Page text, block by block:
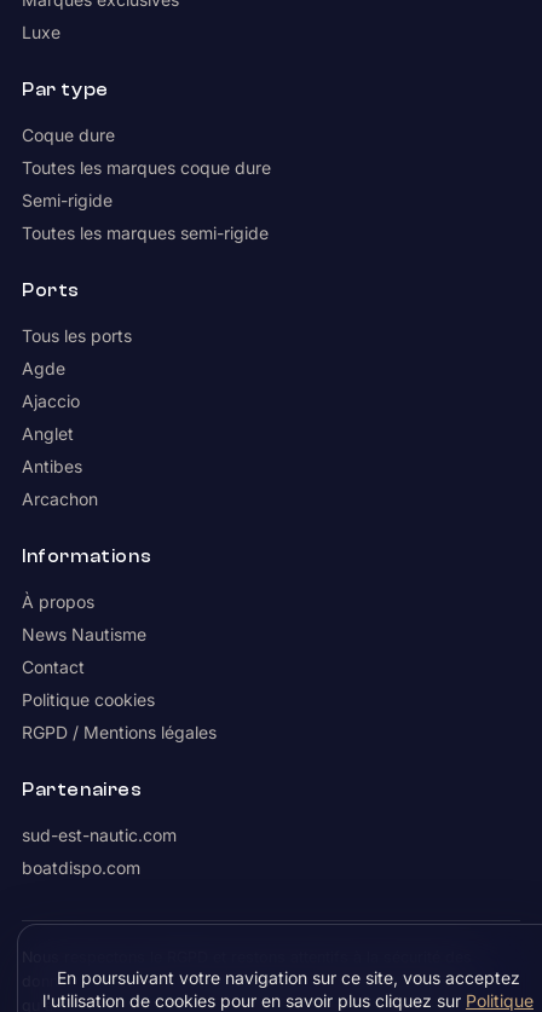
En poursuivant votre navigation sur ce site, vous acceptez
l'utilisation de cookies pour en savoir plus cliquez sur Politique
Luxe
Par type
Coque dure
Toutes les marques coque dure
Semi-rigide
Toutes les marques semi-rigide
Ports
Tous les ports
Agde
Ajaccio
Anglet
Antibes
Arcachon
Informations
À propos
News Nautisme
Contact
Politique cookies
RGPD / Mentions légales
Partenaires
sud-est-nautic.com
boatdispo.com
données. Les coordonnées demandées sur Boatcible ne servent
qu'à vous contacter : aucune vente à un tiers n'est effectuée.